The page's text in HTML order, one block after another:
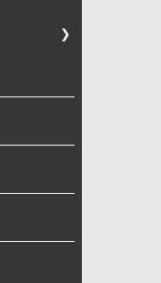
❯